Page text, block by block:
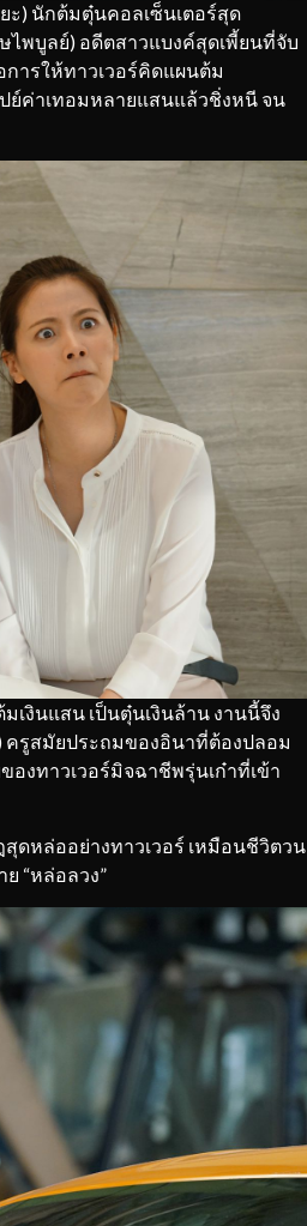
ะ) นักต้มตุ๋นคอลเซ็นเตอร์สุด
ไพบูลย์) อดีตสาวแบงค์สุดเพี้ยนที่จับ
ารให้ทาวเวอร์คิดแผนต้ม
ย์ค่าเทอมหลายแสนแล้วชิ่งหนี จน
งินแสน เป็นตุ๋นเงินล้าน งานนี้จึง
รูสมัยประถมของอินาที่ต้องปลอม
องทาวเวอร์มิจฉาชีพรุ่นเก๋าที่เข้า
หล่ออย่างทาวเวอร์ เหมือนชีวิตวน
“หล่อลวง”